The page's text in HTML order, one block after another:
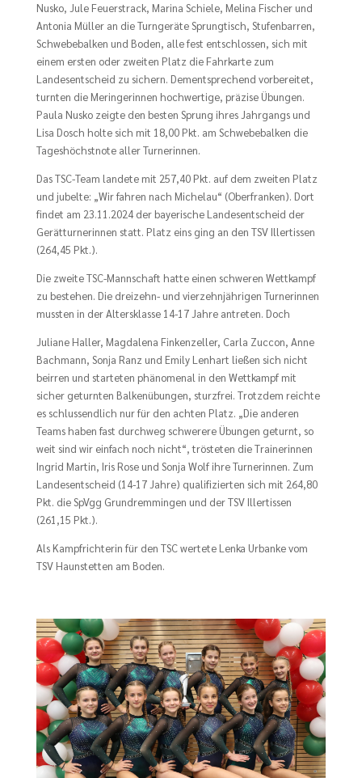
Nusko, Jule Feuerstrack, Marina Schiele, Melina Fischer und
Antonia Müller an die Turngeräte Sprungtisch, Stufenbarren,
Schwebebalken und Boden, alle fest entschlossen, sich mit
einem ersten oder zweiten Platz die Fahrkarte zum
Landesentscheid zu sichern. Dementsprechend vorbereitet,
turnten die Meringerinnen hochwertige, präzise Übungen.
Paula Nusko zeigte den besten Sprung ihres Jahrgangs und
Lisa Dosch holte sich mit 18,00 Pkt. am Schwebebalken die
Tageshöchstnote aller Turnerinnen.
Das TSC-Team landete mit 257,40 Pkt. auf dem zweiten Platz
und jubelte: „Wir fahren nach Michelau“ (Oberfranken). Dort
findet am 23.11.2024 der bayerische Landesentscheid der
Gerätturnerinnen statt. Platz eins ging an den TSV Illertissen
(264,45 Pkt.).
Die zweite TSC-Mannschaft hatte einen schweren Wettkampf
zu bestehen. Die dreizehn- und vierzehnjährigen Turnerinnen
mussten in der Altersklasse 14-17 Jahre antreten. Doch
Juliane Haller, Magdalena Finkenzeller, Carla Zuccon, Anne
Bachmann, Sonja Ranz und Emily Lenhart ließen sich nicht
beirren und starteten phänomenal in den Wettkampf mit
sicher geturnten Balkenübungen, sturzfrei. Trotzdem reichte
es schlussendlich nur für den achten Platz. „Die anderen
Teams haben fast durchweg schwerere Übungen geturnt, so
weit sind wir einfach noch nicht“, trösteten die Trainerinnen
Ingrid Martin, Iris Rose und Sonja Wolf ihre Turnerinnen. Zum
Landesentscheid (14-17 Jahre) qualifizierten sich mit 264,80
Pkt. die SpVgg Grundremmingen und der TSV Illertissen
(261,15 Pkt.).
Als Kampfrichterin für den TSC wertete Lenka Urbanke vom
TSV Haunstetten am Boden.